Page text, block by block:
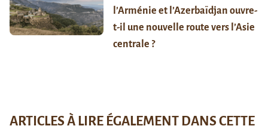
l’Arménie et l’Azerbaïdjan ouvre-
t-il une nouvelle route vers l’Asie
centrale ?
ARTICLES À LIRE ÉGALEMENT DANS CETTE